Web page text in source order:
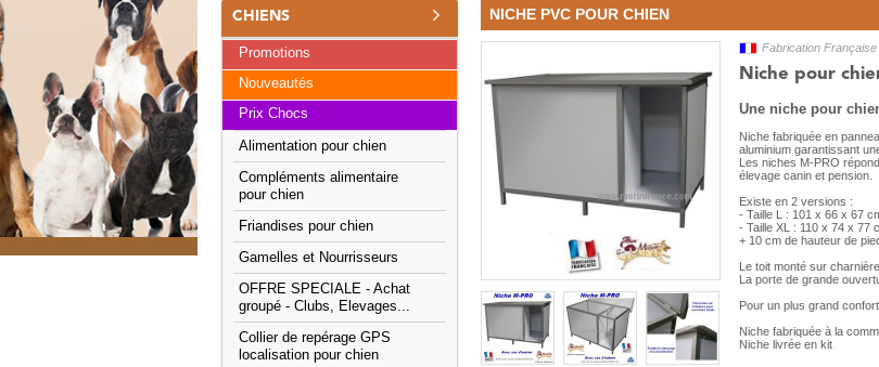
CHIENS
Promotions
Nouveautés
Prix Chocs
Alimentation pour chien
Compléments alimentaire
pour chien
Friandises pour chien
Gamelles et Nourrisseurs
OFFRE SPECIALE - Achat
groupé - Clubs, Elevages...
Collier de repérage GPS
localisation pour chien
NICHE PVC POUR CHIEN
Fabrication Française
Niche pour
Une niche pour
Niche fabriquée en
aluminium garantissant
Les niches M-PRO
élevage canin et pension.
Existe en 2 versions :
- Taille L : 101 x 66 x 67
- Taille XL : 110 x 74 x 77
+ 10 cm de hauteur de
Le toit monté sur
La porte de grande
Pour un plus grand
Niche fabriquée à la
Niche livrée en kit